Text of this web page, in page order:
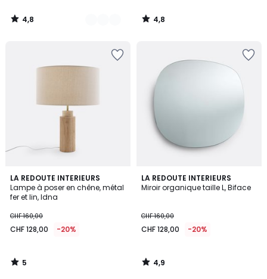
4,8
/
4,8
/
LA REDOUTE INTERIEURS
Lampe à poser en chêne, métal
fer et lin, Idna
CHF 160,00
CHF 128,00 -20%
5
/
5
5
/
LA REDOUTE INTERIEURS
Miroir organique taille L, Biface
CHF 160,00
CHF 128,00 -20%
4,9
/ 5
4,9
/